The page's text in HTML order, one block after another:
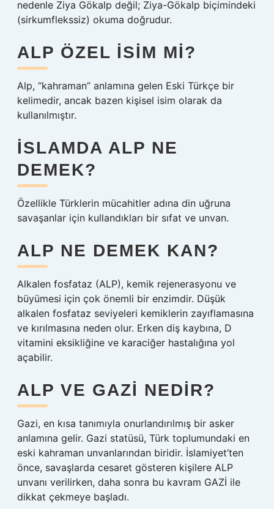
nedenle Ziya Gökalp değil; Ziya-Gökalp biçimindeki
(sirkumflekssiz) okuma doğrudur.
ALP ÖZEL ISIM MI?
Alp, “kahraman” anlamına gelen Eski Türkçe bir
kelimedir, ancak bazen kişisel isim olarak da
kullanılmıştır.
İSLAMDA ALP NE
DEMEK?
Özellikle Türklerin mücahitler adına din uğruna
savaşanlar için kullandıkları bir sıfat ve unvan.
ALP NE DEMEK KAN?
Alkalen fosfataz (ALP), kemik rejenerasyonu ve
büyümesi için çok önemli bir enzimdir. Düşük
alkalen fosfataz seviyeleri kemiklerin zayıflamasına
ve kırılmasına neden olur. Erken diş kaybına, D
vitamini eksikliğine ve karaciğer hastalığına yol
açabilir.
ALP VE GAZI NEDIR?
Gazi, en kısa tanımıyla onurlandırılmış bir asker
anlamına gelir. Gazi statüsü, Türk toplumundaki en
eski kahraman unvanlarından biridir. İslamiyet’ten
önce, savaşlarda cesaret gösteren kişilere ALP
unvanı verilirken, daha sonra bu kavram GAZİ ile
dikkat çekmeye başladı.